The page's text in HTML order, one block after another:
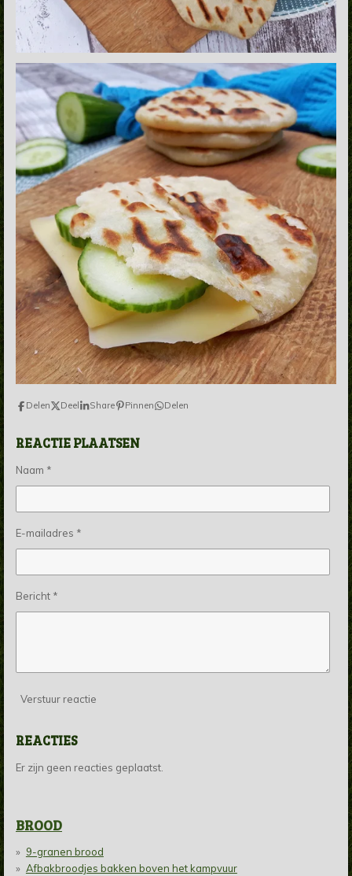
Delen Deel Share Pinnen Delen
REACTIE PLAATSEN
Naam *
E-mailadres *
Bericht *
Verstuur reactie
REACTIES
Er zijn geen reacties geplaatst.
BROOD
9-granen brood
Afbakbroodjes bakken boven het kampvuur